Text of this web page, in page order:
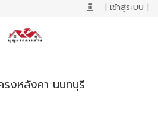
| เข้าสู่ระบบ |
รงหลังคา นนทบุรี